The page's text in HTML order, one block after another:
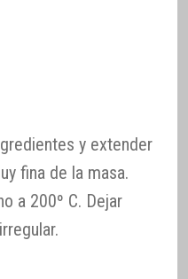
y extender
fina de la masa.
a 200º C. Dejar